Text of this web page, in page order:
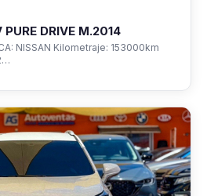
DRIVE M.2014
NISSAN Kilometraje: 153000km